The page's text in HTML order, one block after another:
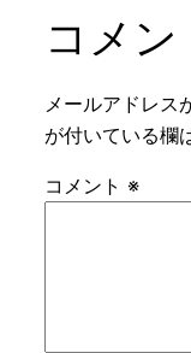
コメ
メールアドレス
が付いている欄
コメント ※